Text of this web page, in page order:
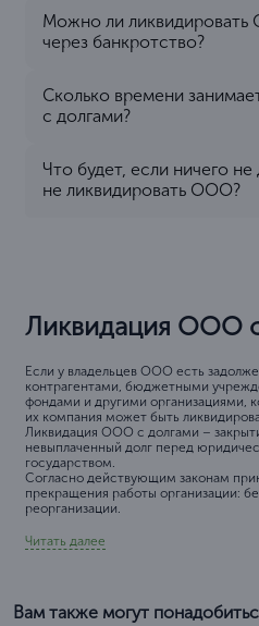
Можно ли
через банкротство?
Сколько времени
с долгами?
Что будет, если ничего не
не ликвидировать ООО?
Ликвидация ООО
Если у владельцев ООО есть
контрагентами, бюджетными
фондами и другими организациями,
их компания может быть
Ликвидация ООО с долгами –
невыплаченный долг перед
государством.
Согласно действующим законам
прекращения работы организации:
реорганизации.
Читать далее
Вам также могут